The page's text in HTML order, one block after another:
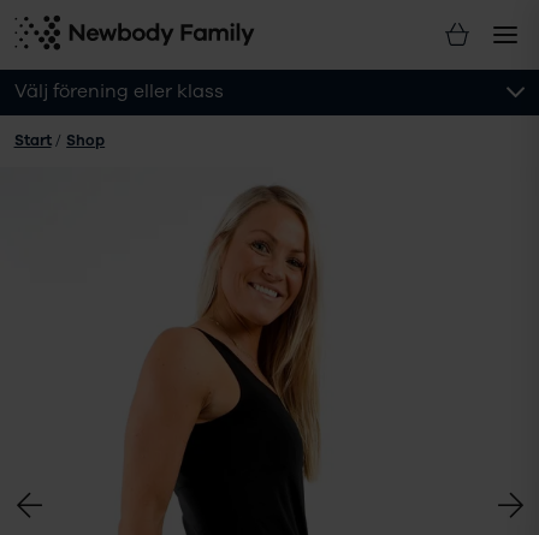
Välj förening eller klass
Start / Shop